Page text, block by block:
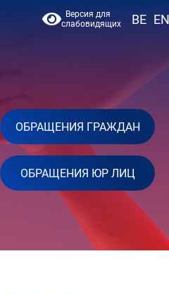
Версия для
слабовидящих
BE EN
ОБРАЩЕНИЯ ГРАЖДАН
ОБРАЩЕНИЯ ЮР ЛИЦ